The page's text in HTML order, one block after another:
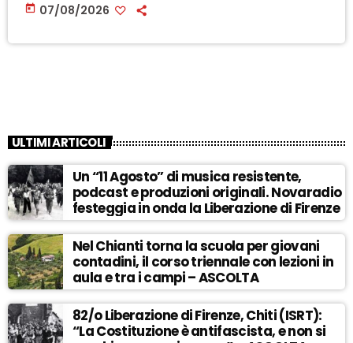
today 07/08/2026
ULTIMI ARTICOLI
Un “11 Agosto” di musica resistente,
podcast e produzioni originali. Novaradio
festeggia in onda la Liberazione di Firenze
Nel Chianti torna la scuola per giovani
contadini, il corso triennale con lezioni in
aula e tra i campi – ASCOLTA
82/o Liberazione di Firenze, Chiti (ISRT):
“La Costituzione è antifascista, e non si